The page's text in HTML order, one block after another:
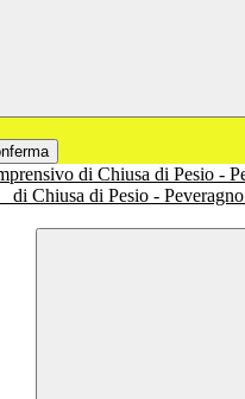
di Chiusa di Pesio - Peveragno